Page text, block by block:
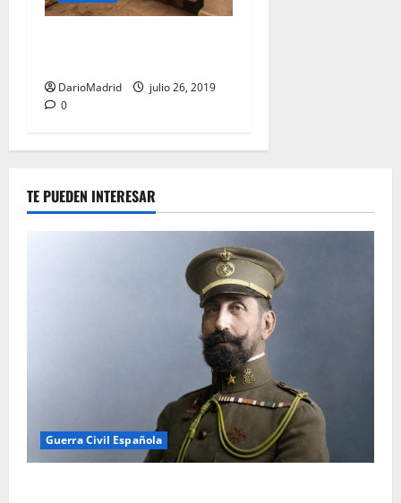
DarioMadrid
julio 26, 2019
0
TE PUEDEN INTERESAR
Guerra Civil Española